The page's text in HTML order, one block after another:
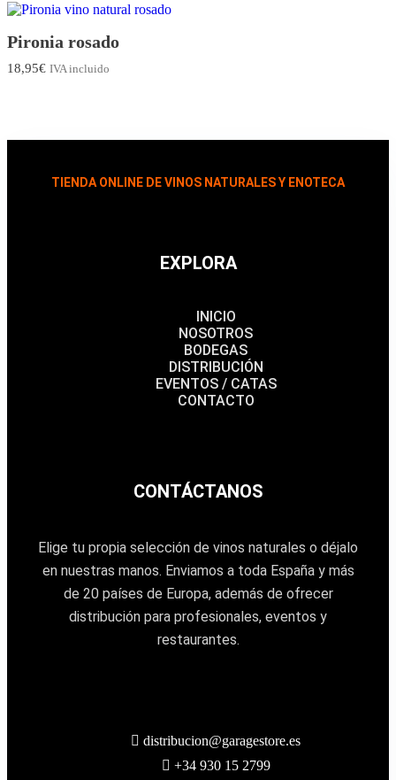
Pironia rosado
18,95€ IVA incluido
TIENDA ONLINE DE VINOS NATURALES Y ENOTECA
EXPLORA
INICIO
NOSOTROS
BODEGAS
DISTRIBUCIÓN
EVENTOS / CATAS
CONTACTO
CONTÁCTANOS
Elige tu propia selección de vinos naturales o déjalo
en nuestras manos. Enviamos a toda España y más
de 20 países de Europa, además de ofrecer
distribución para profesionales, eventos y
restaurantes.
distribucion@garagestore.es
+34 930 15 2799